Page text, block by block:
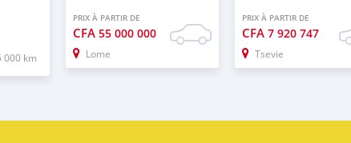
000 km
PRIX À PARTIR DE
CFA 55 000 000
Lome
PRIX À PARTIR DE
CFA 7 920 747
Tsevie